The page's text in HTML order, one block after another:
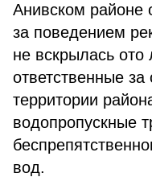
Анивском районе
за поведением
не вскрылась
ответственные
территории
водопропускные
вод.